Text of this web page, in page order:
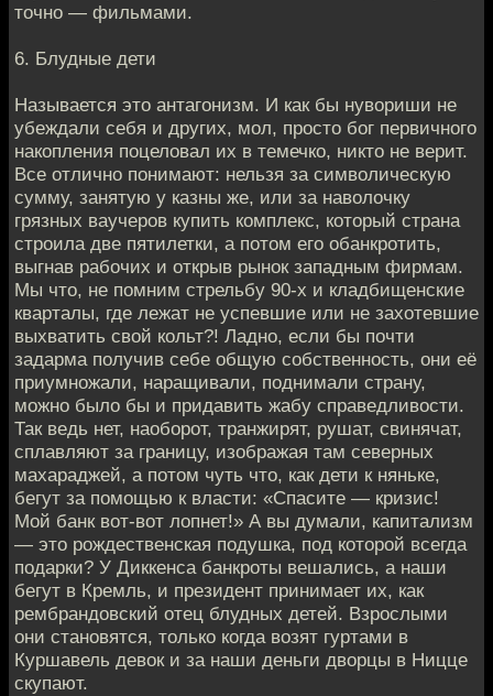
точно — фильмами.
6. Блудные дети
Называется это антагонизм. И как бы нувориши не
убеждали себя и других, мол, просто бог первичного
накопления поцеловал их в темечко, никто не верит.
Все отлично понимают: нельзя за символическую
сумму, занятую у казны же, или за наволочку
грязных ваучеров купить комплекс, который страна
строила две пятилетки, а потом его обанкротить,
выгнав рабочих и открыв рынок западным фирмам.
Мы что, не помним стрельбу 90-х и кладбищенские
кварталы, где лежат не успевшие или не захотевшие
выхватить свой кольт?! Ладно, если бы почти
задарма получив себе общую собственность, они её
приумножали, наращивали, поднимали страну,
можно было бы и придавить жабу справедливости.
Так ведь нет, наоборот, транжирят, рушат, свинячат,
сплавляют за границу, изображая там северных
махараджей, а потом чуть что, как дети к няньке,
бегут за помощью к власти: «Спасите — кризис!
Мой банк вот-вот лопнет!» А вы думали, капитализм
— это рождественская подушка, под которой всегда
подарки? У Диккенса банкроты вешались, а наши
бегут в Кремль, и президент принимает их, как
рембрандовский отец блудных детей. Взрослыми
они становятся, только когда возят гуртами в
Куршавель девок и за наши деньги дворцы в Ницце
скупают.